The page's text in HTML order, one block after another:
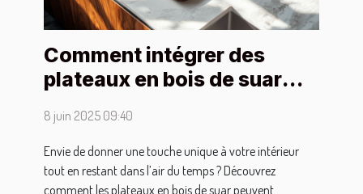
Comment intégrer des
plateaux en bois de suar
moderne
8 juin 2025 09:40
Envie de donner une touche unique à votre intérieur
tout en restant dans l’air du temps ? Découvrez
comment les plateaux en bois de suar peuvent